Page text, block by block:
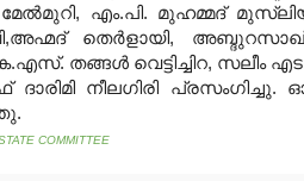
മേല്‍മുറി, എം.പി. മുഹമ്മദ്
തെര്‍ളായി,
തങ്ങള്‍ വെട്ടിച്ചിറ, സലീം
ദാരിമി നീലഗിരി
COMMITTEE